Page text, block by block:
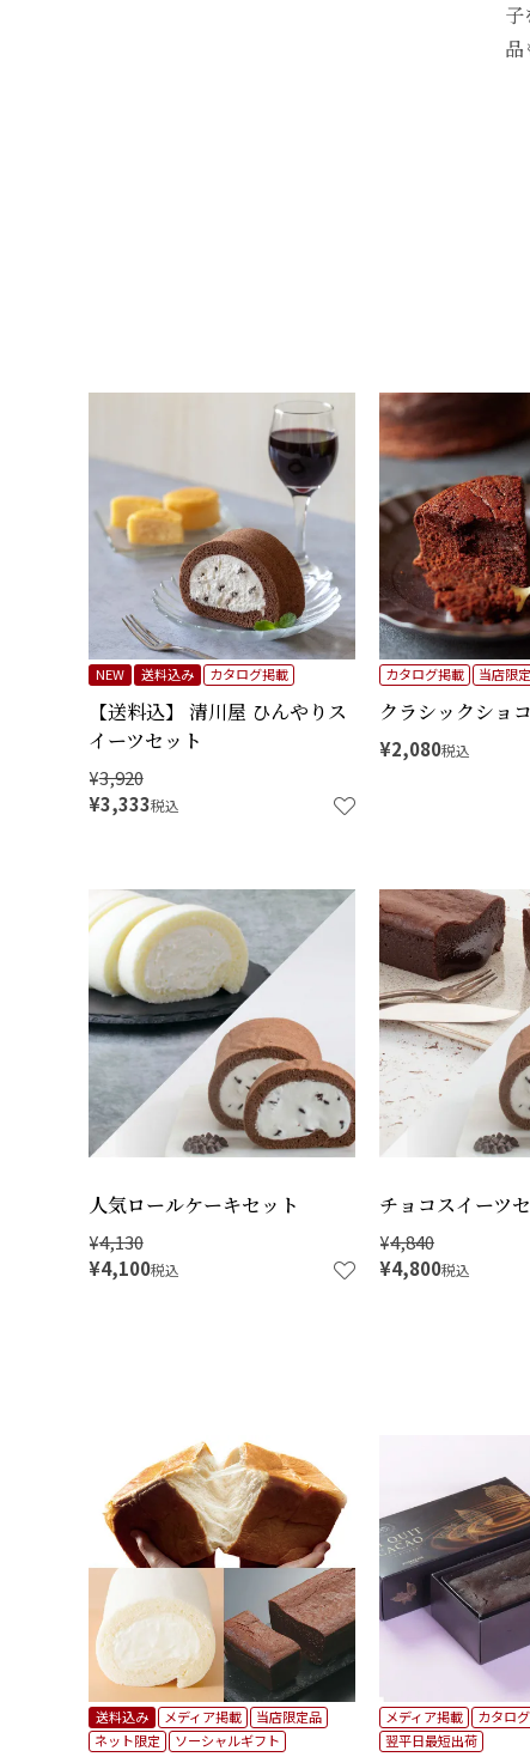
子
品
【送料込】 清川屋 ひんやりス
イーツセット
NEW 送料込み カタログ掲載
¥3,920
¥3,333税込
クラシックショ
カタログ掲載 当店限
¥2,080税込
人気ロールケーキセット
¥4,130
¥4,100税込
チョコスイーツ
¥4,840
¥4,800税込
送料込み メディア掲載
当店限定品
ネット限定
ソーシャルギフト
メディア掲載 カタロ
翌平日最短出荷